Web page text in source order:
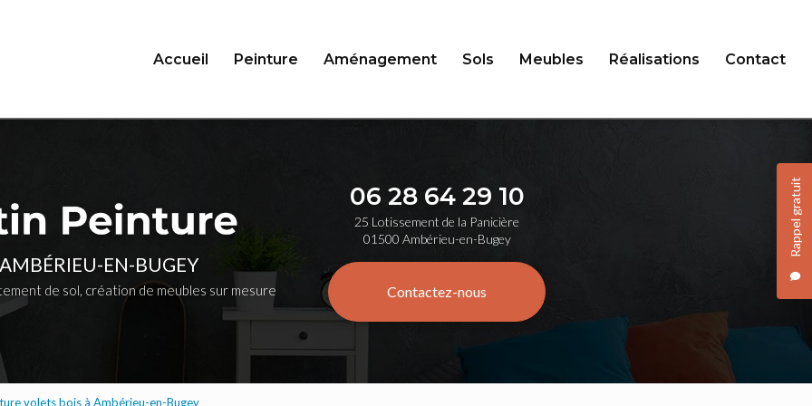
Rappel gratuit
Accueil Peinture Aménagement Sols Meubles Réalisations Contact
EN-BUGEY
de sol, création de meubles sur mesure
06 28 64 29 10
25 Lotissement de la Panicière
01500 Ambérieu-en-Bugey
Contactez-nous
volets bois à Ambérieu-en-Bugey